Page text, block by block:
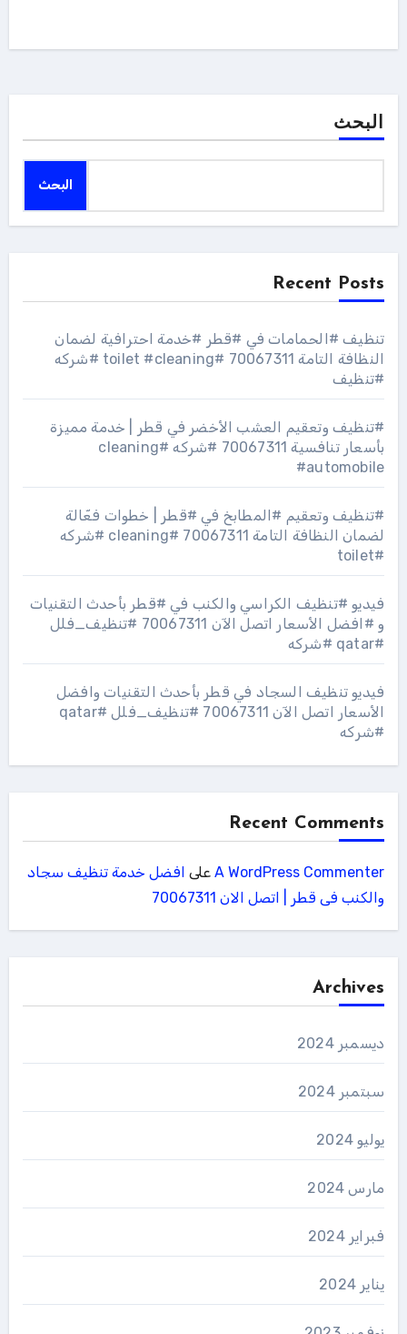
البحث
البحث
Recent Posts
تنظيف #الحمامات في #قطر #خدمة احترافية لضمان
النظافة التامة 70067311 #toilet #cleaning #شركه
#تنظيف
#تنظيف وتعقيم العشب الأخضر في قطر | خدمة مميزة
بأسعار تنافسية 70067311 #شركه #cleaning
#automobile
#تنظيف وتعقيم #المطابخ في #قطر | خطوات فعّالة
لضمان النظافة التامة 70067311 #cleaning #شركه
#toilet
فيديو #تنظيف الكراسي والكنب في #قطر بأحدث التقنيات
و #افضل الأسعار اتصل الآن 70067311 #تنظيف_فلل
#qatar #شركه
فيديو تنظيف السجاد في قطر بأحدث التقنيات وافضل
الأسعار اتصل الآن 70067311 #تنظيف_فلل #qatar
#شركه
Recent Comments
A WordPress Commenterعلى افضل خدمة تنظيف سجاد
والكنب فى قطر | اتصل الان 70067311
Archives
ديسمبر 2024
سبتمبر 2024
يوليو 2024
مارس 2024
فبراير 2024
يناير 2024